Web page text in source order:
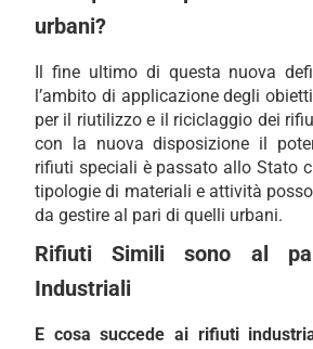
urbani?
Il fine ultimo di questa nuova
l’ambito di applicazione degli
per il riutilizzo e il riciclaggio dei
con la nuova disposizione il
rifiuti speciali è passato allo Stato
tipologie di materiali e attività
da gestire al pari di quelli urbani.
Rifiuti Simili sono al
Industriali
E cosa succede ai rifiuti